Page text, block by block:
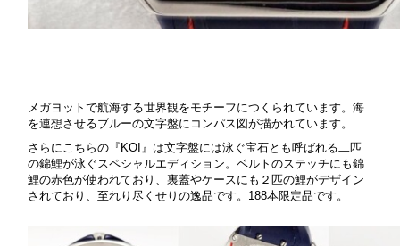
メガヨットで航海する世界観をモチーフにつくられています。海
を連想させるブルーの文字盤にコンパス図が描かれています。
さらにこちらの『KOI』は文字盤には泳ぐ宝石とも呼ばれる二匹
の錦鯉が泳ぐスペシャルエディション。ベルトのステッチにも錦
鯉の赤色が使われており、裏蓋やケースにも２匹の鯉がデザイン
されており、至れり尽くせりの逸品です。188本限定品です。